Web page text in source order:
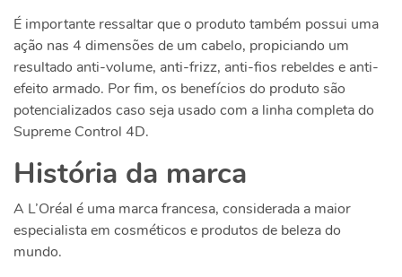
É importante ressaltar que o produto também possui uma
ação nas 4 dimensões de um cabelo, propiciando um
resultado anti-volume, anti-frizz, anti-fios rebeldes e anti-
efeito armado. Por fim, os benefícios do produto são
potencializados caso seja usado com a linha completa do
Supreme Control 4D.
História da marca
A L’Oréal é uma marca francesa, considerada a maior
especialista em cosméticos e produtos de beleza do
mundo.